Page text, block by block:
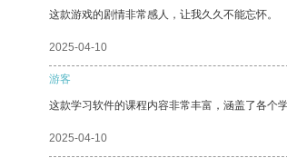
这款游戏的剧情非常感人，让我久久不能忘怀。
2025-04-10
游客
这款学习软件的课程内容非常丰富，涵盖了各个
2025-04-10